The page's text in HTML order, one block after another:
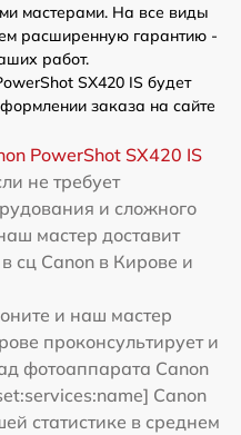
мастерами. На все виды
расширенную гарантию -
работ.
SX420 IS будет
заказа на сайте
PowerShot SX420 IS
не требует
и сложного
мастер доставит
сц Canon в Кирове и
и наш мастер
проконсультирует и
фотоаппарата Canon
Canon
статистике в среднем